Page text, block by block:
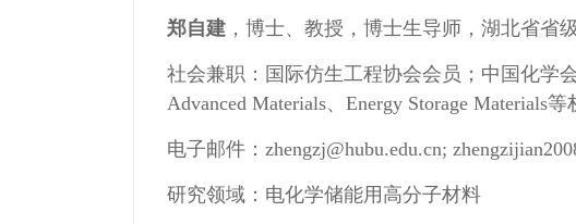
郑自建 ， 博士、教授，博士生导师， 湖北省省
社会兼职：国际仿生工程协会会员；中国化学会
Advanced Materials、Energy Storage Materials等
电子邮件：zhengzj@hubu.edu.cn;
研究领域：电化学储能用高分子材料